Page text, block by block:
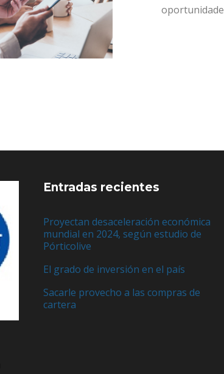
Entradas recientes
Proyectan desaceleración económica
mundial en 2024, según estudio de
Pórticolive
El grado de inversión en el país
Sacarle provecho a las compras de
cartera